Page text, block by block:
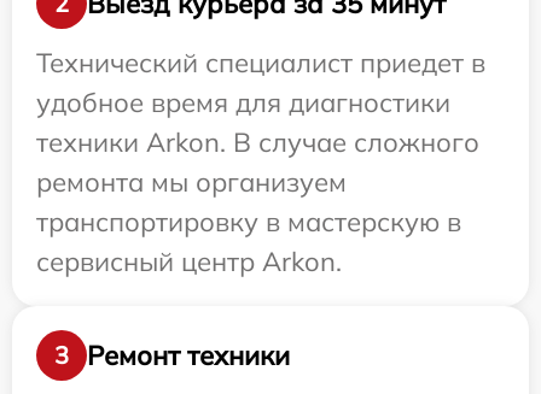
Технический специалист приедет в
удобное время для диагностики
техники Arkon. В случае сложного
ремонта мы организуем
транспортировку в мастерскую в
сервисный центр Arkon.
3
Ремонт техники